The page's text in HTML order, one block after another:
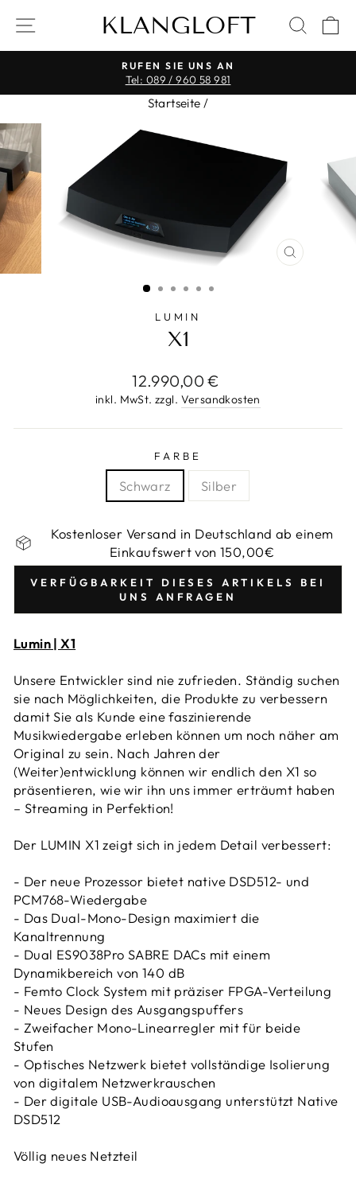
zum
SEITENNAVIGATION
KLANGLOFT
Pause
Diashow
RUFEN SIE UNS AN
Tel: 089 / 960 58 981
Startseite /
LUMIN
X1
Normaler
Preis
12.990,00 €
inkl. MwSt. zzgl. Versandkosten
FARBE
Schwarz Silber
Kostenloser Versand in Deutschland ab einem
Einkaufswert von 150,00€
VERFÜGBARKEIT DIESES ARTIKELS BEI
UNS ANFRAGEN
Lumin | X1
Unsere Entwickler sind nie zufrieden. Ständig suchen
sie nach Möglichkeiten, die Produkte zu verbessern
damit Sie als Kunde eine faszinierende
Musikwiedergabe erleben können um noch näher am
Original zu sein. Nach Jahren der
(Weiter)entwicklung können wir endlich den X1 so
präsentieren, wie wir ihn uns immer erträumt haben
– Streaming in Perfektion!
Der LUMIN X1 zeigt sich in jedem Detail verbessert:
- Der neue Prozessor bietet native DSD512- und
PCM768-Wiedergabe
- Das Dual-Mono-Design maximiert die
Kanaltrennung
- Dual ES9038Pro SABRE DACs mit einem
Dynamikbereich von 140 dB
- Femto Clock System mit präziser FPGA-Verteilung
- Neues Design des Ausgangspuffers
- Zweifacher Mono-Linearregler mit für beide
Stufen
- Optisches Netzwerk bietet vollständige Isolierung
von digitalem Netzwerkrauschen
- Der digitale USB-Audioausgang unterstützt Native
DSD512
Völlig neues Netzteil